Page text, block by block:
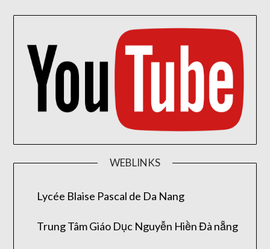
WEBLINKS
Lycée Blaise Pascal de Da Nang
Trung Tâm Giáo Dục Nguyễn Hiền Đà nẵng